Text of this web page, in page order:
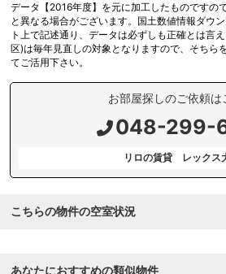
データ【2016年度】を元に加工したものですの
と異なる場合がございます。国土数値情報ダウ
ト上で記述通り、データは必ずしも正確とは言
区)は毎年見直しの対象となりますので、そちら
てご活用下さい。
お部屋探しのご依頼は
048-299-
リロの賃貸 レックス
こちらの物件の空室状況
あなたにおすすめの類似物件